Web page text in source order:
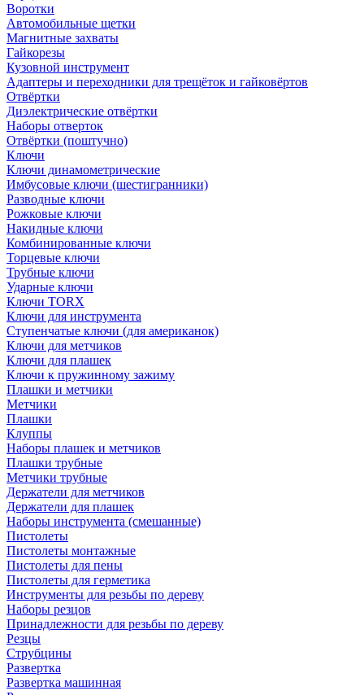
Воротки
Автомобильные щетки
Магнитные захваты
Гайкорезы
Кузовной инструмент
Адаптеры и переходники для трещёток и гайковёртов
Отвёртки
Диэлектрические отвёртки
Наборы отверток
Отвёртки (поштучно)
Ключи
Ключи динамометрические
Имбусовые ключи (шестигранники)
Разводные ключи
Рожковые ключи
Накидные ключи
Комбинированные ключи
Торцевые ключи
Трубные ключи
Ударные ключи
Ключи TORX
Ключи для инструмента
Ступенчатые ключи (для американок)
Ключи для метчиков
Ключи для плашек
Ключи к пружинному зажиму
Плашки и метчики
Метчики
Плашки
Клуппы
Наборы плашек и метчиков
Плашки трубные
Метчики трубные
Держатели для метчиков
Держатели для плашек
Наборы инструмента (смешанные)
Пистолеты
Пистолеты монтажные
Пистолеты для пены
Пистолеты для герметика
Инструменты для резьбы по дереву
Наборы резцов
Принадлежности для резьбы по дереву
Резцы
Струбцины
Развертка
Развертка машинная